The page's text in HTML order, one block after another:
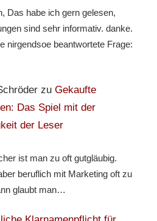
Das habe ich gern gelesen,
sind sehr informativ. danke.
nirgendsoe beantwortete Frage:
zu Gekaufte
Das Spiel mit der
der Leser
ist man zu oft gutgläubig.
beruflich mit Marketing oft zu
glaubt man…